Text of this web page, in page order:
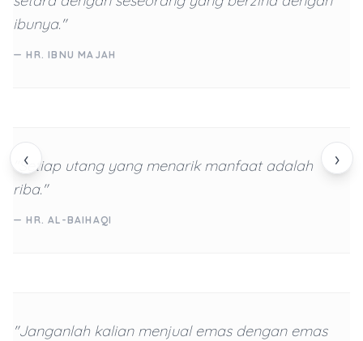
‹ ›
ibunya."
— HR. IBNU MAJAH
"Setiap utang yang menarik manfaat adalah
riba."
— HR. AL-BAIHAQI
"Janganlah kalian menjual emas dengan emas